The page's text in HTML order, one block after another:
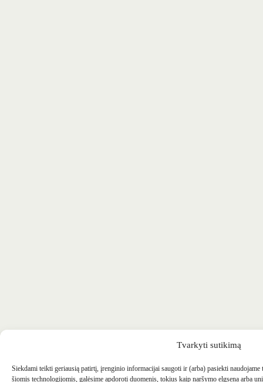
Tvarkyti sutikimą
Siekdami teikti geriausią patirtį, įrenginio informacijai saugoti ir (arba) pasiekti
šiomis technologijomis, galėsime apdoroti duomenis, tokius kaip naršymo elgsena arba